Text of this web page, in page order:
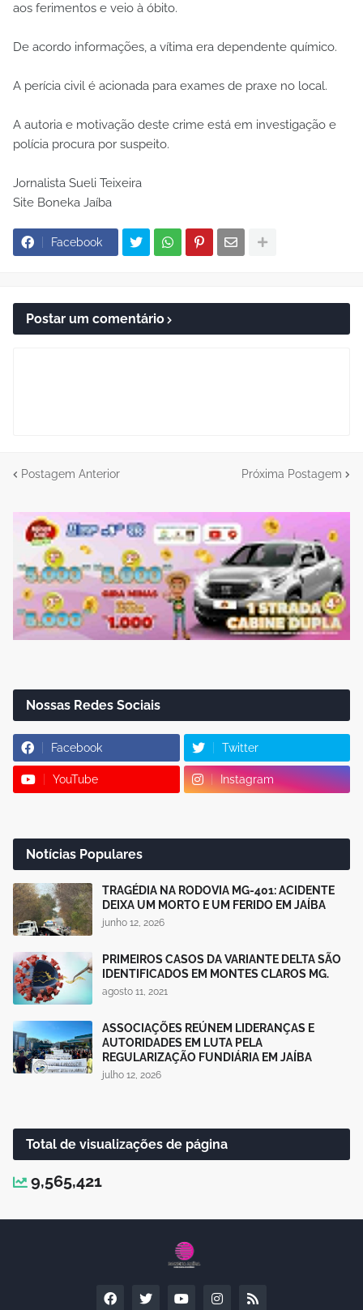
aos ferimentos e veio à óbito.
De acordo informações, a vítima era dependente químico.
A perícia civil é acionada para exames de praxe no local.
A autoria e motivação deste crime está em investigação e
polícia procura por suspeito.
Jornalista Sueli Teixeira
Site Boneka Jaíba
Facebook
Postar um comentário
Postagem Anterior Próxima Postagem
Nossas Redes Sociais
Facebook Twitter
YouTube Instagram
Notícias Populares
TRAGÉDIA NA RODOVIA MG-401: ACIDENTE
DEIXA UM MORTO E UM FERIDO EM JAÍBA
junho 12, 2026
PRIMEIROS CASOS DA VARIANTE DELTA SÃO
IDENTIFICADOS EM MONTES CLAROS MG.
agosto 11, 2021
ASSOCIAÇÕES REÚNEM LIDERANÇAS E
AUTORIDADES EM LUTA PELA
REGULARIZAÇÃO FUNDIÁRIA EM JAÍBA
julho 12, 2026
Total de visualizações de página
9,565,421